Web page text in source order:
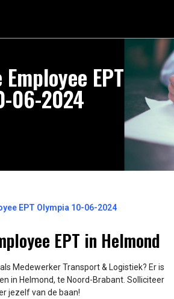
EPT
06-2024
EPT Olympia 10-06-2024
EPT in Helmond
Medewerker Transport & Logistiek? Er is
in Helmond, te Noord-Brabant. Solliciteer
jezelf van de baan!